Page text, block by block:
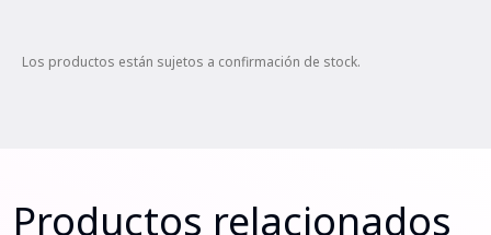
Los productos están sujetos a confirmación de stock.
Productos relacionados